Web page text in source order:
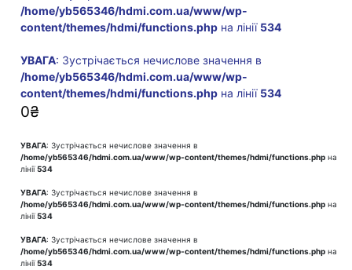
/home/yb565346/hdmi.com.ua/www/wp-
content/themes/hdmi/functions.php на лінії 534
УВАГА: Зустрічається нечислове значення в
/home/yb565346/hdmi.com.ua/www/wp-
content/themes/hdmi/functions.php на лінії 534
0₴
УВАГА: Зустрічається нечислове значення в
/home/yb565346/hdmi.com.ua/www/wp-content/themes/hdmi/functions.php на
лінії534
УВАГА: Зустрічається нечислове значення в
/home/yb565346/hdmi.com.ua/www/wp-content/themes/hdmi/functions.php на
лінії534
УВАГА: Зустрічається нечислове значення в
/home/yb565346/hdmi.com.ua/www/wp-content/themes/hdmi/functions.php на
лінії534